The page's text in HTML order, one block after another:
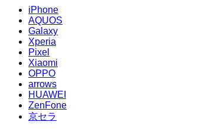
iPhone
AQUOS
Galaxy
Xperia
Pixel
Xiaomi
OPPO
arrows
HUAWEI
ZenFone
京セラ